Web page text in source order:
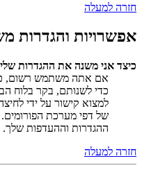
חזרה למעלה
אפשרויות והגדרות
כיצד אני משנה את ההגדרות
אם אתה משתמש רשום, כל
כדי לשנותם, בקר בלוח
למצוא קישור על ידי
של דפי מערכת
ההגדרות וההעדפות שלך.
חזרה למעלה